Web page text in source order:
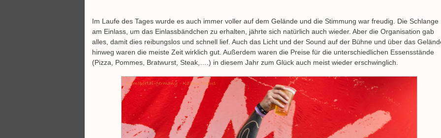
Im Laufe des Tages wurde es auch immer voller auf dem Gelände und die Stimmung war freudig. Die Schlange
am Einlass, um das Einlassbändchen zu erhalten, jährte sich natürlich auch wieder. Aber die Organisation gab
alles, damit dies reibungslos und schnell lief. Auch das Licht und der Sound auf der Bühne und über das
hinweg waren die meiste Zeit wirklich gut. Außerdem waren die Preise für die unterschiedlichen Essensstände
(Pizza, Pommes, Bratwurst, Steak,….) in diesem Jahr zum Glück auch meist wieder erschwinglich.